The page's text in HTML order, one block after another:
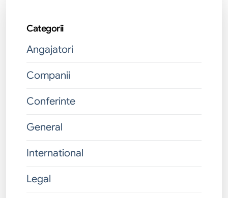
Categorii
Angajatori
Companii
Conferinte
General
International
Legal